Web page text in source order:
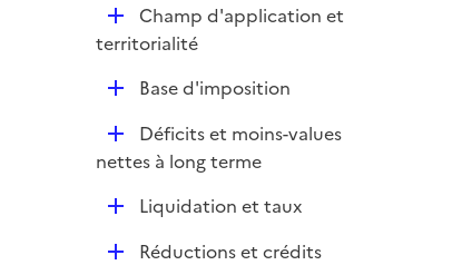
p
l
i
e
r
D
é
r
Champ d'application et
territorialité
D
l
Base d'imposition
D
é
Déficits et moins-values
nettes à long terme
DLiquidation et taux
DRéductions et crédits